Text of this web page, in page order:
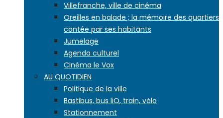
Villefranche, ville de cinéma
Oreilles en balade ; la mémoire des quartiers
contée par ses habitants
Jumelage
Agenda culturel
Cinéma le Vox
AU QUOTIDIEN
Politique de la ville
Bastibus, bus liO, train, vélo
Stationnement